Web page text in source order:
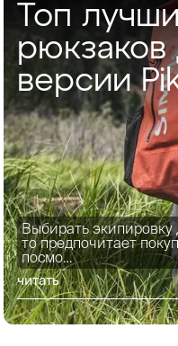
Топ
рюкзаков
версии
Выбирать экипировку
то предпочитает
посмо…
читать